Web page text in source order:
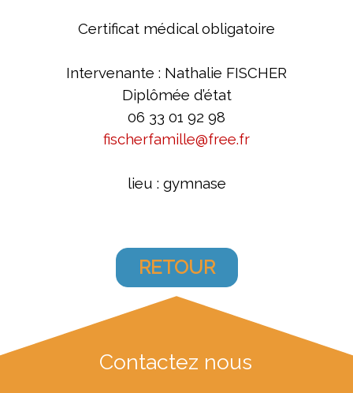
Certificat médical obligatoire
Intervenante : Nathalie FISCHER
Diplômée d’état
06 33 01 92 98
fischerfamille@free.fr
lieu : gymnase
RETOUR
Contactez nous